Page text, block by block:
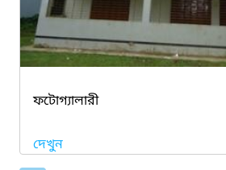
ফটোগ্যালারী
দেখুন